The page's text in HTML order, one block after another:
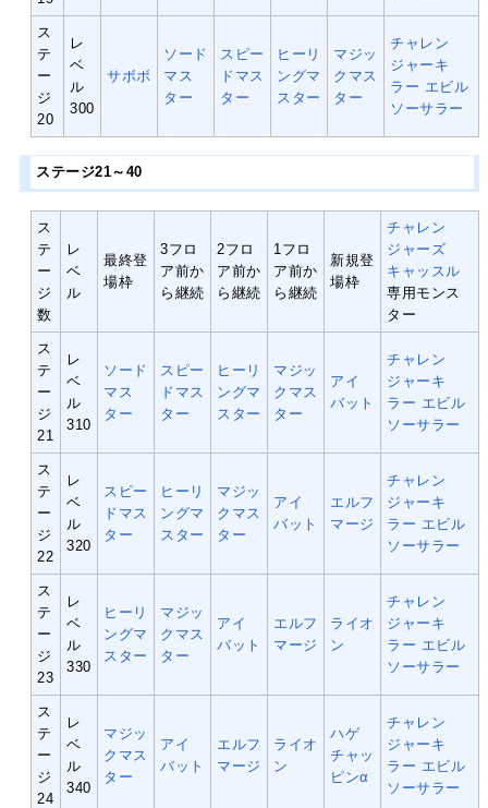
ス
テ
ー
ジ
20
レ
ベ
ル
300
サボボ
ソード
マス
ター
スピー
ドマス
ター
ヒーリ
ングマ
スター
マジッ
クマス
ター
チャレン
ジャーキ
ラー エビル
ソーサラー
ステージ21～40
ス
テ
ー
ジ
数
レ
ベ
ル
最終登
場枠
3フロ
ア前か
ら継続
2フロ
ア前か
ら継続
1フロ
ア前か
ら継続
新規登
場枠
チャレン
ジャーズ
キャッスル
専用モンス
ター
ス
テ
ー
ジ
21
レ
ベ
ル
310
ソード
マス
ター
スピー
ドマス
ター
ヒーリ
ングマ
スター
マジッ
クマス
ター
アイ
バット
チャレン
ジャーキ
ラー エビル
ソーサラー
ス
テ
ー
ジ
22
レ
ベ
ル
320
スピー
ドマス
ター
ヒーリ
ングマ
スター
マジッ
クマス
ター
アイ
バット
エルフ
マージ
チャレン
ジャーキ
ラー エビル
ソーサラー
ス
テ
ー
ジ
23
レ
ベ
ル
330
ヒーリ
ングマ
スター
マジッ
クマス
ター
アイ
バット
エルフ
マージ
ライオ
ン
チャレン
ジャーキ
ラー エビル
ソーサラー
ス
テ
ー
ジ
24
レ
ベ
ル
340
マジッ
クマス
ター
アイ
バット
エルフ
マージ
ライオ
ン
ハゲ
チャッ
ピンα
チャレン
ジャーキ
ラー エビル
ソーサラー